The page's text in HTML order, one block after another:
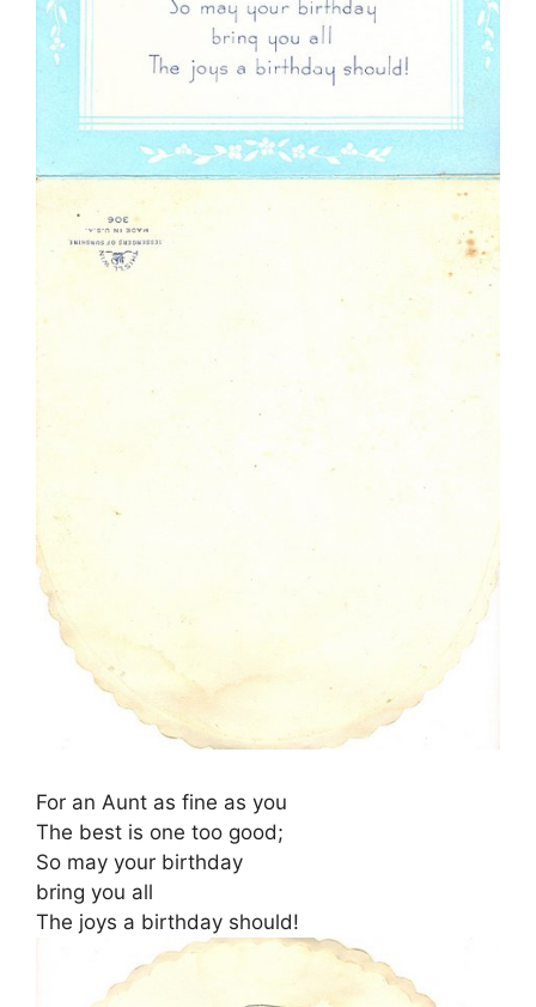
For an Aunt as fine as you
The best is one too good;
So may your birthday
bring you all
The joys a birthday should!